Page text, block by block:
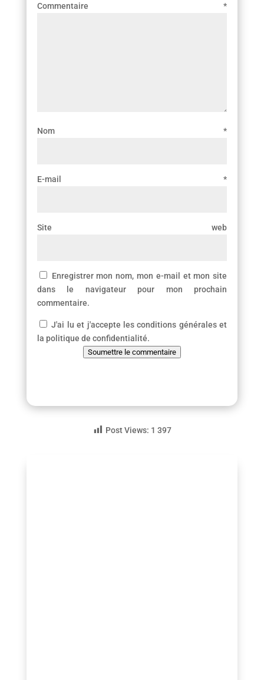
Commentaire*
Nom*
E-mail*
Site web
Enregistrer mon nom, mon e-mail et mon site
dans le navigateur pour mon prochain
commentaire.
J'ai lu et j'accepte les conditions générales et
la politique de confidentialité.
Soumettre le commentaire
Post Views: 1 397